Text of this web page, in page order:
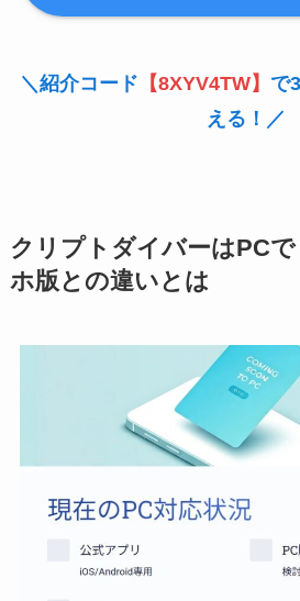
＼紹介コード 【8XYV4TW】 で
える！／
クリプトダイバーはPC
ホ版との違いとは